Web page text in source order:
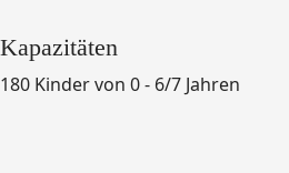
Kapazitäten
180 Kinder von 0 - 6/7 Jahren